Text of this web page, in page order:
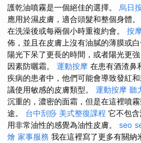
護乾油噴霧是一個絕佳的選擇。 烏日
應用於濕皮膚，適合頭髮和整個身體。
在洗澡後或每兩個小時重複約會。 按
佈，並且在皮膚上沒有油膩的薄膜或
陽光下呆了更長的時間，或者陽光更
因素防曬霜。 運動按摩 在患有酒渣鼻
疾病的患者中，他們可能會導致發紅
議使用敏感的皮膚類型。 運動按摩 聽
沉重的，濃密的面霜，但是在這裡噴
途。 台中刮痧 美式整復課程 它不包
用非常油性的感覺為油性皮膚。 seo
燴 家事服務 我在這裡寫了更多有關納